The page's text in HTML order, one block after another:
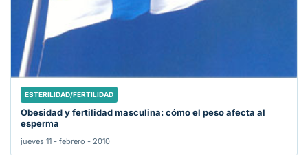
ESTERILIDAD/FERTILIDAD
Obesidad y fertilidad masculina: cómo el peso afecta al
esperma
jueves 11 - febrero - 2010